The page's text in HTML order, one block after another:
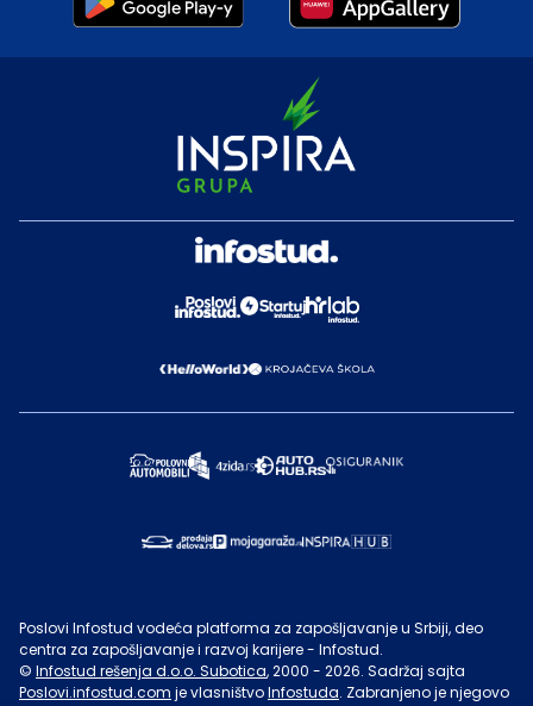
Poslovi Infostud vodeća platforma za zapošljavanje u Srbiji, deo
centra za zapošljavanje i razvoj karijere - Infostud.
© Infostud rešenja d.o.o. Subotica, 2000 - 2026. Sadržaj sajta
Poslovi.infostud.com je vlasništvoInfostuda. Zabranjeno je njegovo